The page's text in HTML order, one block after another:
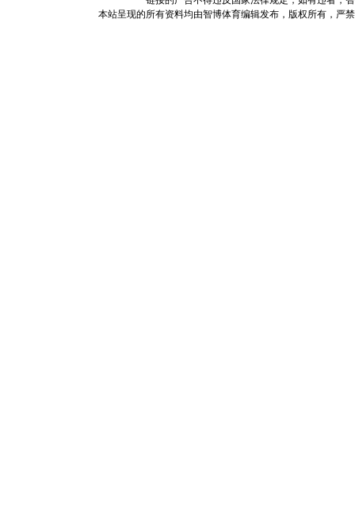
本站呈现的所有资料均由智博体育编辑发布，版权所有，严